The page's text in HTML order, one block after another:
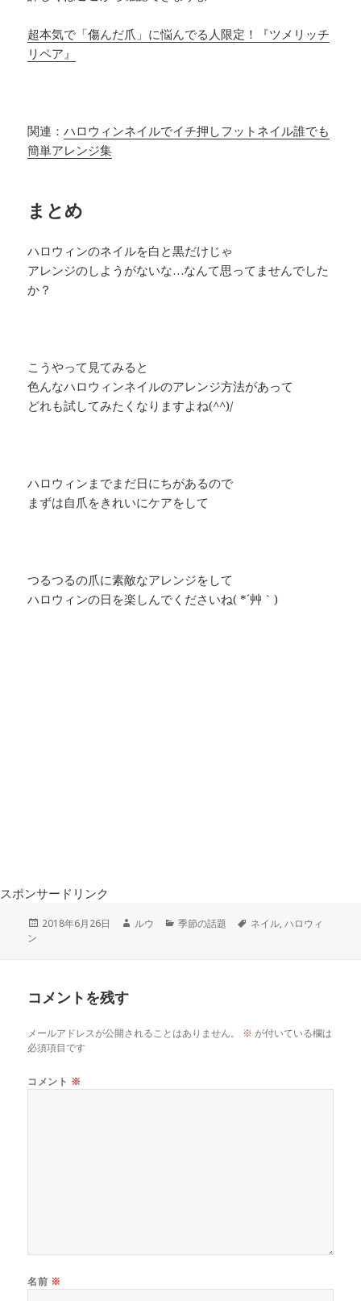
超本気で「傷んだ爪」に悩んでる人限定！『ツメリッチ
リペア』
関連：ハロウィンネイルでイチ押しフットネイル誰でも
簡単アレンジ集
まとめ
ハロウィンのネイルを白と黒だけじゃ
アレンジのしようがないな…なんて思ってませんでした
か？
こうやって見てみると
色んなハロウィンネイルのアレンジ方法があって
どれも試してみたくなりますよね(^^)/
ハロウィンまでまだ日にちがあるので
まずは自爪をきれいにケアをして
つるつるの爪に素敵なアレンジをして
ハロウィンの日を楽しんでくださいね( *´艸｀)
スポンサードリンク
投
2018年6月26日
作
ルウ
カ
季節の話題
タ
ネイル,ハロウィ
ン
コメントを残す
メールアドレスが公開されることはありません。 ※ が付いている欄は
必須項目です
コメント ※
名前 ※